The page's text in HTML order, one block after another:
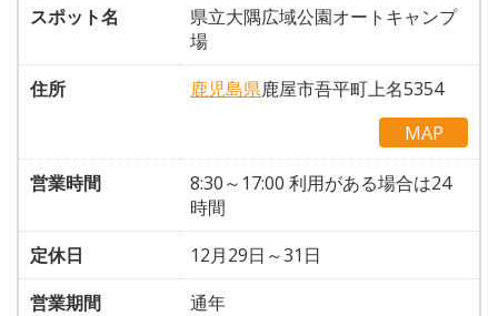
スポット名
県立大隅広域公園オートキャンプ
場
住所
鹿児島県鹿屋市吾平町上名5354
MAP
営業時間
8:30～17:00 利用がある場合は24
時間
定休日
12月29日～31日
営業期間
通年